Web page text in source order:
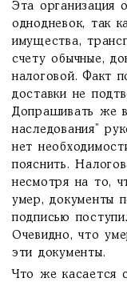
Эта организация
однодневок, так
имущества,
счету обычные,
налоговой. Факт
доставки не
Допрашивать же
наследования”
нет
пояснить.
несмотря на то,
умер, документы
подписью
Очевидно, что
эти документы.
Что же касается